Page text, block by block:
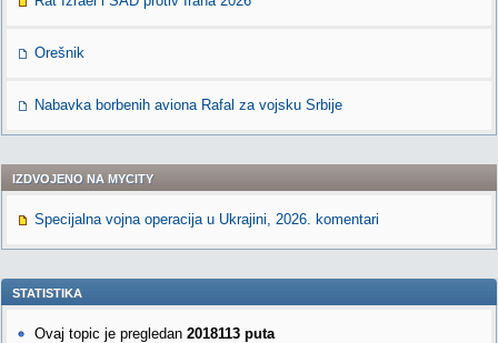
Orešnik
Nabavka borbenih aviona Rafal za vojsku Srbije
IZDVOJENO NA MYCITY
Specijalna vojna operacija u Ukrajini, 2026. komentari
STATISTIKA
Ovaj topic je pregledan 2018113 puta